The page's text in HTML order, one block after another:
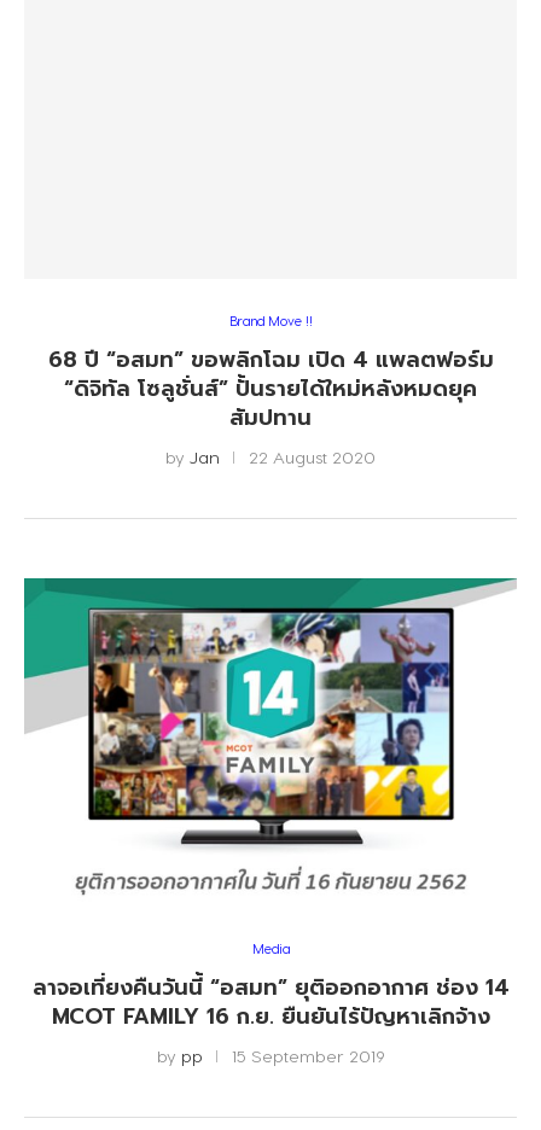
Brand Move !!
68 ปี “อสมท” ขอพลิกโฉม เปิด 4 แพลตฟอร์ม
“ดิจิทัล โซลูชั่นส์” ปั้นรายได้ใหม่หลังหมดยุค
สัมปทาน
by Jan 22 August 2020
Media
ลาจอเที่ยงคืนวันนี้ “อสมท” ยุติออกอากาศ ช่อง 14
MCOT FAMILY 16 ก.ย. ยืนยันไร้ปัญหาเลิกจ้าง
by pp 15 September 2019